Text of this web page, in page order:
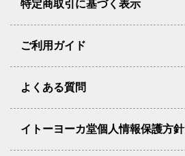
特定商取引に基づく表示
ご利用ガイド
よくある質問
イトーヨーカ堂個人情報保護方針